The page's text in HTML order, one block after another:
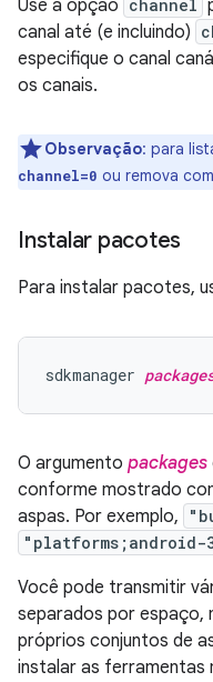
Use a opção channel
canal até (e incluindo)
especifique o canal
os canais.
Observação: para
channel=0 ou remova
Instalar pacotes
Para instalar pacotes,
sdkmanager
O argumento packages
conforme mostrado
aspas. Por exemplo,
"platforms;android-
Você pode transmitir
separados por espaço,
próprios conjuntos de
instalar as ferramentas